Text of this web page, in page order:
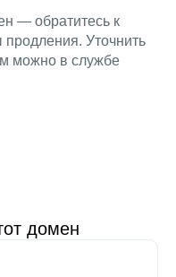
— обратитесь к
Уточнить
можно в службе
домен